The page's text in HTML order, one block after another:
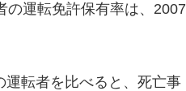
の運転免許保有率は、2007
運転者を比べると、死亡事